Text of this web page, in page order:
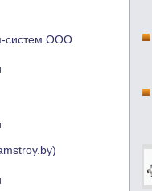
систем ООО